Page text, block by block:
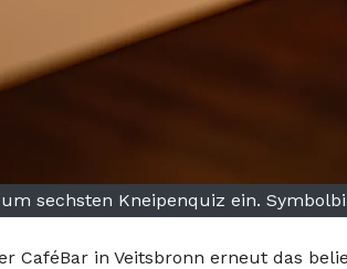
sechsten Kneipenquiz ein.
CaféBar in Veitsbronn erneut das